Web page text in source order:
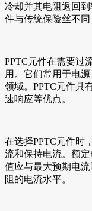
冷却并其电阻返回
件与传统保险丝不同
PPTC元件在需要过
用。它们常用于电
领域。PPTC元件具
速响应等优点。
在选择PPTC元件时
流和保持电流。额
值应与最大预期电
阻的电流水平。